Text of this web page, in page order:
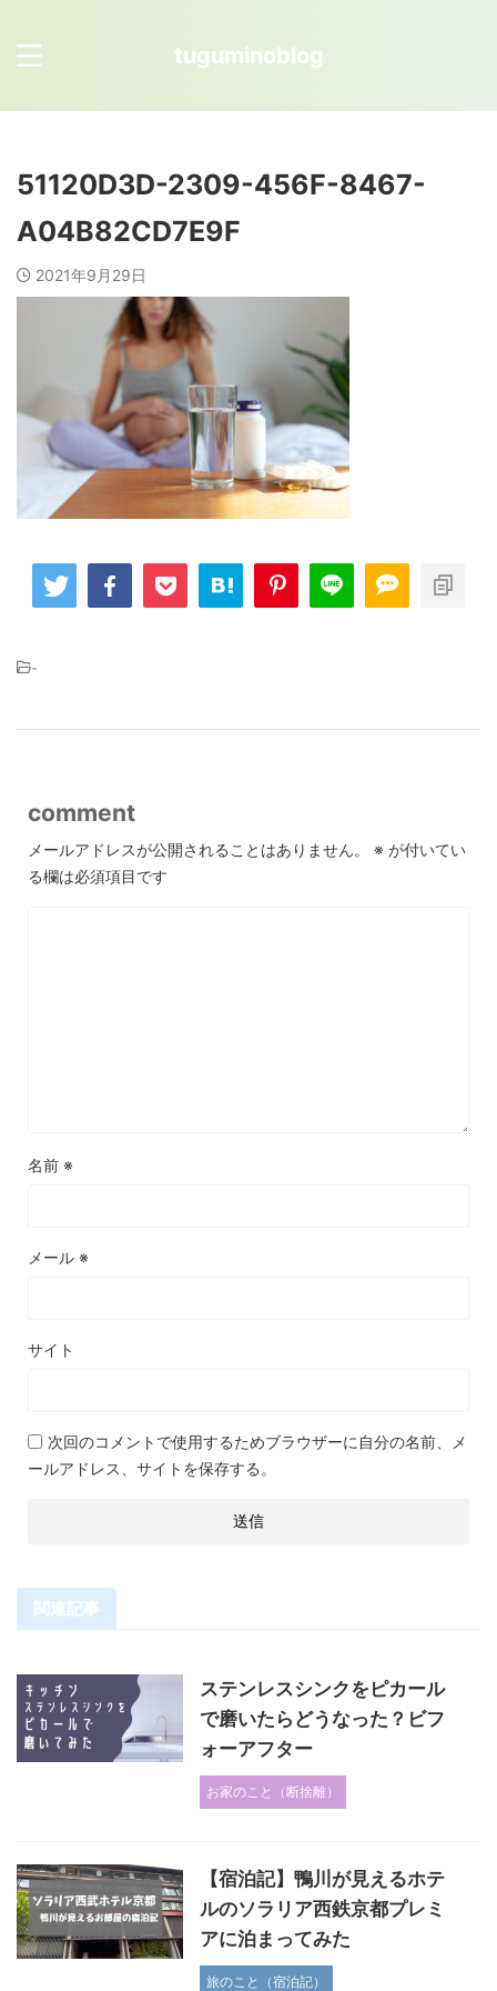
tuguminoblog
51120D3D-2309-456F-8467-
A04B82CD7E9F
2021年9月29日
-
comment
メールアドレスが公開されることはありません。 ※ が付いてい
る欄は必須項目です
名前 ※
メール ※
サイト
次回のコメントで使用するためブラウザーに自分の名前、メ
ールアドレス、サイトを保存する。
関連記事
ステンレスシンクをピカール
で磨いたらどうなった？ビフ
ォーアフター
お家のこと（断捨離）
【宿泊記】鴨川が見えるホテ
ルのソラリア西鉄京都プレミ
アに泊まってみた
旅のこと（宿泊記）